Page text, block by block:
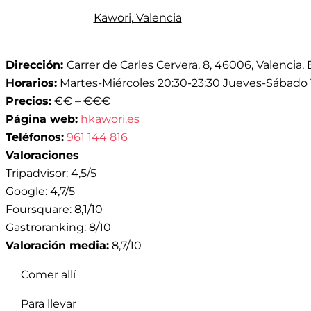
Kawori, Valencia
Dirección: Carrer de Carles Cervera, 8, 46006, Valencia,
Horarios: Martes-Miércoles 20:30-23:30 Jueves-Sábado
Precios: €€ – €€€
Página web: hkawori.es
Teléfonos: 961 144 816
Valoraciones
Tripadvisor: 4,5/5
Google: 4,7/5
Foursquare: 8,1/10
Gastroranking: 8/10
Valoración media: 8,7/10
Comer allí
Para llevar